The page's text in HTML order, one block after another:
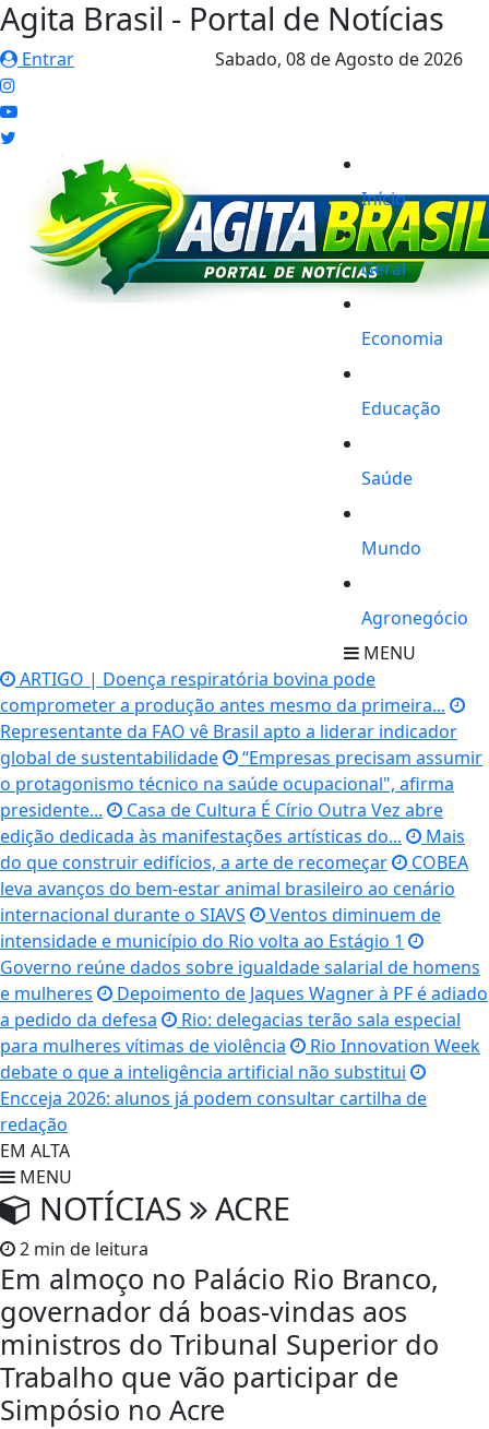
Agita Brasil - Portal de Notícias
Entrar Sabado, 08 de Agosto de 2026
Início
Geral
Economia
Educação
Saúde
Mundo
Agronegócio
MENU
ARTIGO | Doença respiratória bovina pode
comprometer a produção antes mesmo da primeira...
Representante da FAO vê Brasil apto a liderar indicador
global de sustentabilidade
“Empresas precisam assumir
o protagonismo técnico na saúde ocupacional", afirma
presidente...
Casa de Cultura É Círio Outra Vez abre
edição dedicada às manifestações artísticas do...
Mais
do que construir edifícios, a arte de recomeçar
COBEA
leva avanços do bem-estar animal brasileiro ao cenário
internacional durante o SIAVS
Ventos diminuem de
intensidade e município do Rio volta ao Estágio 1
Governo reúne dados sobre igualdade salarial de homens
e mulheres
Depoimento de Jaques Wagner à PF é adiado
a pedido da defesa
Rio: delegacias terão sala especial
para mulheres vítimas de violência
Rio Innovation Week
debate o que a inteligência artificial não substitui
Encceja 2026: alunos já podem consultar cartilha de
redação
EM ALTA
MENU
NOTÍCIAS ACRE
2 min de leitura
Em almoço no Palácio Rio Branco,
governador dá boas-vindas aos
ministros do Tribunal Superior do
Trabalho que vão participar de
Simpósio no Acre